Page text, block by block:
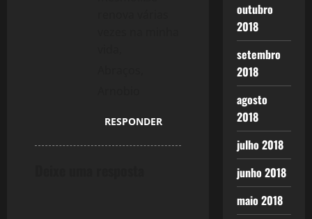
RESPONDER
outubro
2018
setembro
2018
agosto
2018
julho 2018
junho 2018
maio 2018